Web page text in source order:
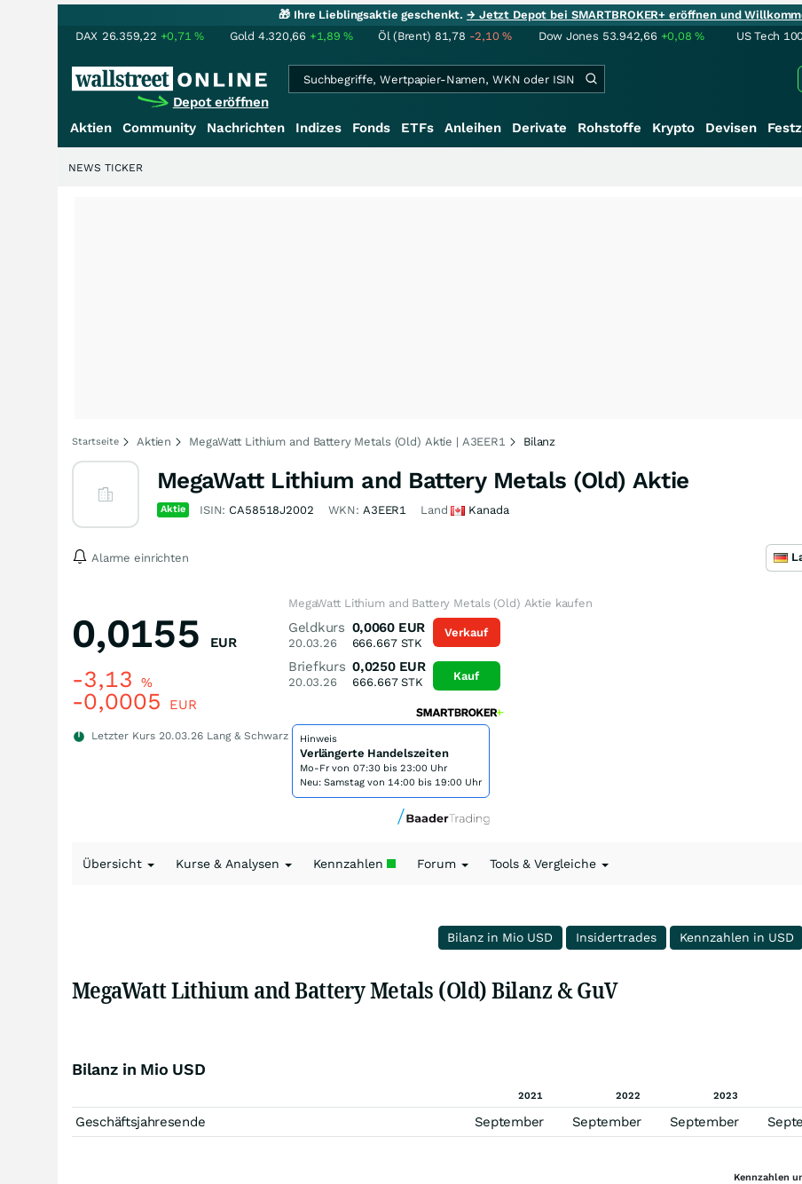
🎁 Ihre Lieblingsaktie geschenkt.→ Jetzt Depot bei SMARTBROKER+ eröffnen und
DAX 26.359,22 +0,71% Gold 4.320,66 +1,89% Öl (Brent) 81,78 -2,10% Dow Jones 53.942,66 +0,08% US Tech
Depot eröffnen
Aktien Community Nachrichten Indizes Fonds ETFs Anleihen Derivate Rohstoffe Krypto Devisen
NEWS TICKER
Startseite Aktien MegaWatt Lithium and Battery Metals (Old) Aktie | A3EER1 Bilanz
MegaWatt Lithium and Battery Metals (Old) Aktie
Aktie ISIN: CA58518J2002 WKN: A3EER1 Land Kanada
Alarme einrichten
0,0155 EUR
-3,13 %
-0,0005 EUR
Letzter Kurs 20.03.26 Lang & Schwarz
MegaWatt Lithium and Battery Metals (Old) Aktie kaufen
Geldkurs
20.03.26
0,0060 EUR
666.667STK
Briefkurs
20.03.26
0,0250 EUR
666.667STK
Verkauf
Kauf
Hinweis
Verlängerte Handelszeiten
Mo-Fr von 07:30 bis 23:00 Uhr
Neu: Samstag von 14:00 bis 19:00 Uhr
Übersicht Kurse & Analysen Kennzahlen Forum Tools & Vergleiche
Bilanz in Mio USD Insidertrades Kennzahlen in USD
MegaWatt Lithium and Battery Metals (Old) Bilanz & GuV
Bilanz in Mio USD
2021 2022 2023
Geschäftsjahresende September September September
Kennzahlen